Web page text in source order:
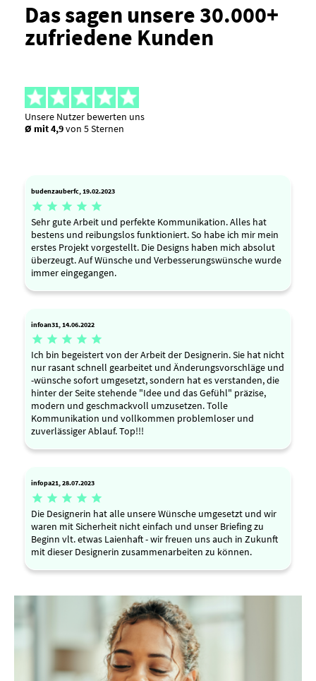
Das sagen unsere 30.000+
zufriedene Kunden
Unsere Nutzer bewerten uns
Ø mit 4,9von 5 Sternen
budenzauberfc, 19.02.2023
    
Sehr gute Arbeit und perfekte Kommunikation. Alles hat
bestens und reibungslos funktioniert. So habe ich mir mein
erstes Projekt vorgestellt. Die Designs haben mich absolut
überzeugt. Auf Wünsche und Verbesserungswünsche wurde
immer eingegangen.
infoan31, 14.06.2022
    
Ich bin begeistert von der Arbeit der Designerin. Sie hat nicht
nur rasant schnell gearbeitet und Änderungsvorschläge und
-wünsche sofort umgesetzt, sondern hat es verstanden, die
hinter der Seite stehende "Idee und das Gefühl" präzise,
modern und geschmackvoll umzusetzen. Tolle
Kommunikation und vollkommen problemloser und
zuverlässiger Ablauf. Top!!!
infopa21, 28.07.2023
    
Die Designerin hat alle unsere Wünsche umgesetzt und wir
waren mit Sicherheit nicht einfach und unser Briefing zu
Beginn vlt. etwas Laienhaft - wir freuen uns auch in Zukunft
mit dieser Designerin zusammenarbeiten zu können.